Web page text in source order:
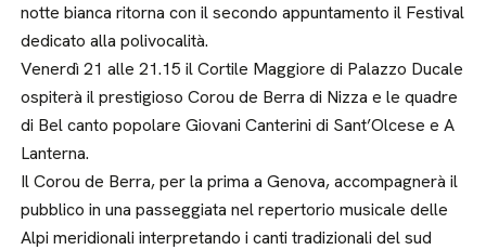
notte bianca ritorna con il secondo appuntamento il Festival
dedicato alla polivocalità.
Venerdì 21 alle 21.15 il Cortile Maggiore di Palazzo Ducale
ospiterà il prestigioso Corou de Berra di Nizza e le quadre
di Bel canto popolare Giovani Canterini di Sant’Olcese e A
Lanterna.
Il Corou de Berra, per la prima a Genova, accompagnerà il
pubblico in una passeggiata nel repertorio musicale delle
Alpi meridionali interpretando i canti tradizionali del sud